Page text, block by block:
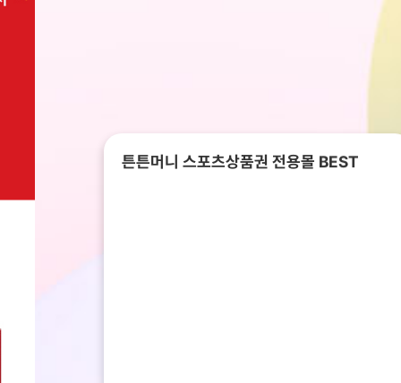
튼튼머니 스포츠상품권 전용몰 BEST